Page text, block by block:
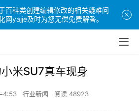
米SU7真车现身
4:53 行业新闻 阅读 48923
百科类创建编辑修改的相关疑难问
网yajje及时为您无偿免费解答。